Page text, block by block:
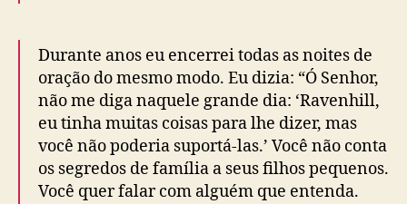
Durante anos eu encerrei todas as noites de
oração do mesmo modo. Eu dizia: “Ó Senhor,
não me diga naquele grande dia: ‘Ravenhill,
eu tinha muitas coisas para lhe dizer, mas
você não poderia suportá-las.’ Você não conta
os segredos de família a seus filhos pequenos.
Você quer falar com alguém que entenda.